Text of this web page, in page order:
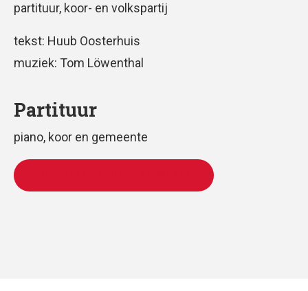
partituur, koor- en volkspartij
tekst: Huub Oosterhuis
muziek: Tom Löwenthal
Partituur
piano, koor en gemeente